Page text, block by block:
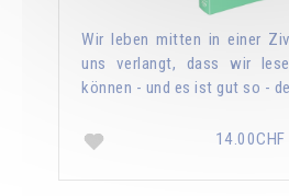
Wir leben mitten in einer
uns verlangt, dass wir
können - und es ist gut so -
14.00CHF